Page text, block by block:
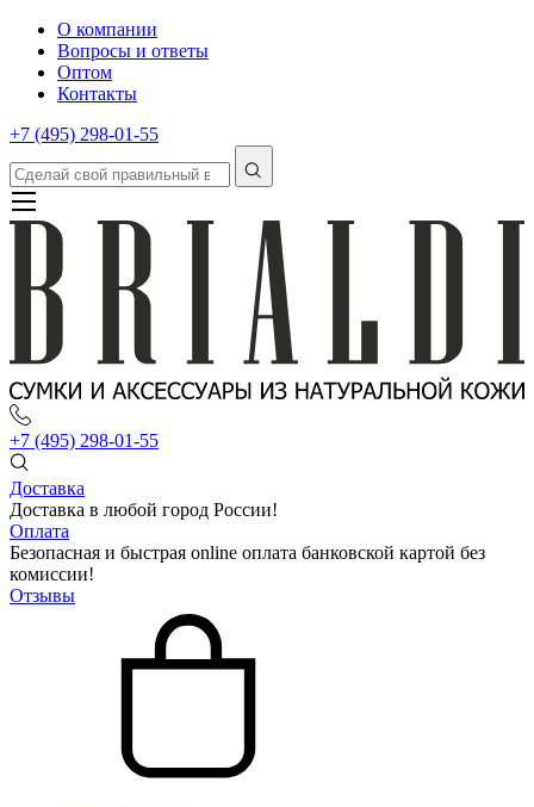
О компании
Вопросы и ответы
Оптом
Контакты
+7 (495) 298-01-55
+7 (495) 298-01-55
Доставка
Доставка в любой город России!
Оплата
Безопасная и быстрая online оплата банковской картой без
комиссии!
Отзывы